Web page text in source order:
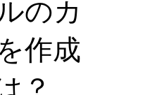
のカ
作成
？